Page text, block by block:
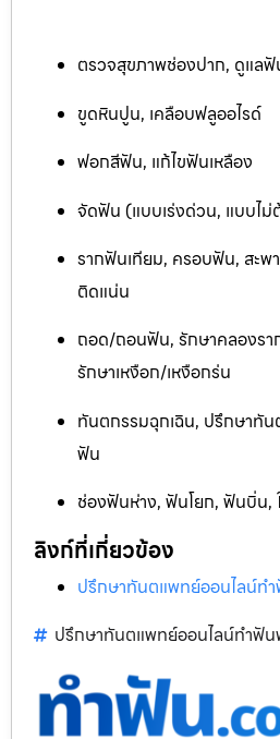
ตรวจสุขภาพช่องปาก, ดูแลฟั
ขูดหินปูน, เคลือบฟลูออไรด์
ฟอกสีฟัน, แก้ไขฟันเหลือง
จัดฟัน (แบบเร่งด่วน, แบบไ
รากฟันเทียม, ครอบฟัน, สะ
ติดแน่น
ถอด/ถอนฟัน, รักษาคลองร
รักษาเหงือก/เหงือกร่น
ทันตกรรมฉุกเฉิน, ปรึกษาทั
ฟัน
ช่องฟันห่าง, ฟันโยก, ฟันบิ่น,
ลิงก์ที่เกี่ยวข้อง
ปรึกษาทันตแพทย์ออนไลน์ท
ปรึกษาทันตแพทย์ออนไลน์ทำฟัน